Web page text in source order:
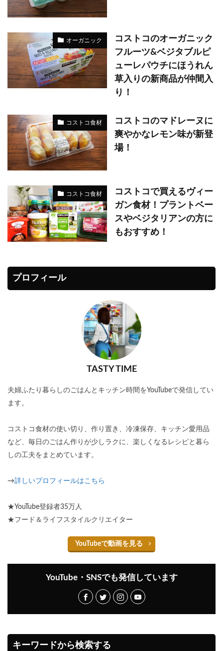
オーガニック
コストコのオーガニック
フルーツ&ベジタブルピ
ューレパウチにほうれん
草入りの新商品が仲間入
り！
コストコ食材
コストコのマドレーヌに
爽やかなレモン味が新登
場！
コストコ食材
コストコで買えるヴィー
ガン食材！プラントベー
スやベジタリアンの方に
もおすすめ！
プロフィール
TASTY TIME
夫婦ふたり暮らしのごはんとキッチン時間をYouTubeで発信してい
ます。
コストコ食材の使い切り、作り置き、冷凍保存、キッチン愛用品
など、毎日のごはん作りが少しラクに、楽しくなるレシピと暮ら
しの工夫をまとめています。
→詳しいプロフィールはこちら
★YouTube登録者35万人
★フード＆ライフスタイルクリエイター
YouTubeで動画を見る
YouTube・SNSでも発信しています
キーワードから検索する